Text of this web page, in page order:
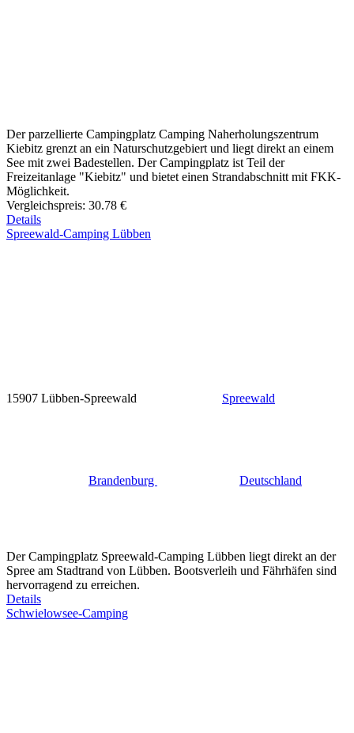
Der parzellierte Campingplatz Camping Naherholungszentrum
Kiebitz grenzt an ein Naturschutzgebiert und liegt direkt an einem
See mit zwei Badestellen. Der Campingplatz ist Teil der
Freizeitanlage "Kiebitz" und bietet einen Strandabschnitt mit FKK-
Möglichkeit.
Vergleichspreis: 30.78 €
Details
Spreewald-Camping Lübben
15907 Lübben-Spreewald Spreewald
Brandenburg Deutschland
Der Campingplatz Spreewald-Camping Lübben liegt direkt an der
Spree am Stadtrand von Lübben. Bootsverleih und Fährhäfen sind
hervorragend zu erreichen.
Details
Schwielowsee-Camping